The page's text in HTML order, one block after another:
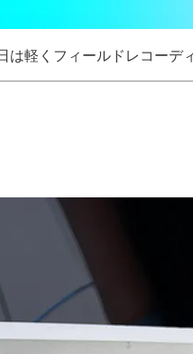
は軽くフィールドレコーデ